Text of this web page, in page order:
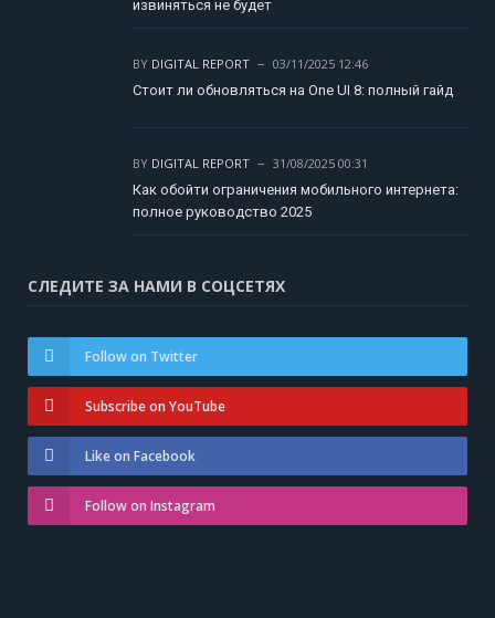
извиняться не будет
BY DIGITAL REPORT
03/11/2025 12:46
Стоит ли обновляться на One UI 8: полный гайд
BY DIGITAL REPORT
31/08/2025 00:31
Как обойти ограничения мобильного интернета:
полное руководство 2025
СЛЕДИТЕ ЗА НАМИ В СОЦСЕТЯХ
Follow on Twitter
Subscribe on YouTube
Like on Facebook
Follow on Instagram